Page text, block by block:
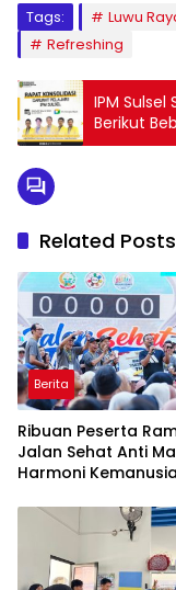
Tags: Luwu
Refreshing
IPM Sulsel
Berikut
Related Posts
Berita
Ribuan Peserta
Jalan Sehat Anti
Harmoni